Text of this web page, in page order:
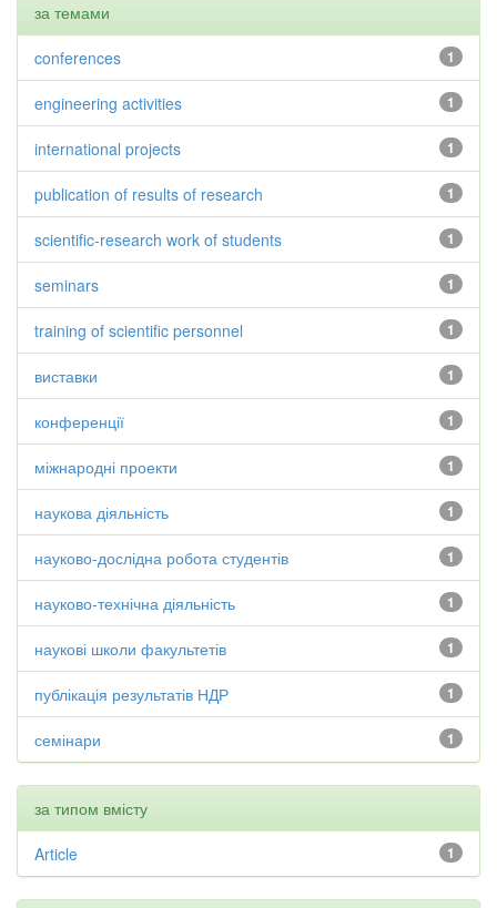
за темами
1
conferences
1
engineering activities
1
international projects
1
publication of results of research
1
scientific-research work of students
1
seminars
1
training of scientific personnel
1
виставки
1
конференції
1
міжнародні проекти
1
наукова діяльність
1
науково-дослідна робота студентів
1
науково-технічна діяльність
1
наукові школи факультетів
1
публікація результатів НДР
1
семінари
за типом вмісту
1
Article